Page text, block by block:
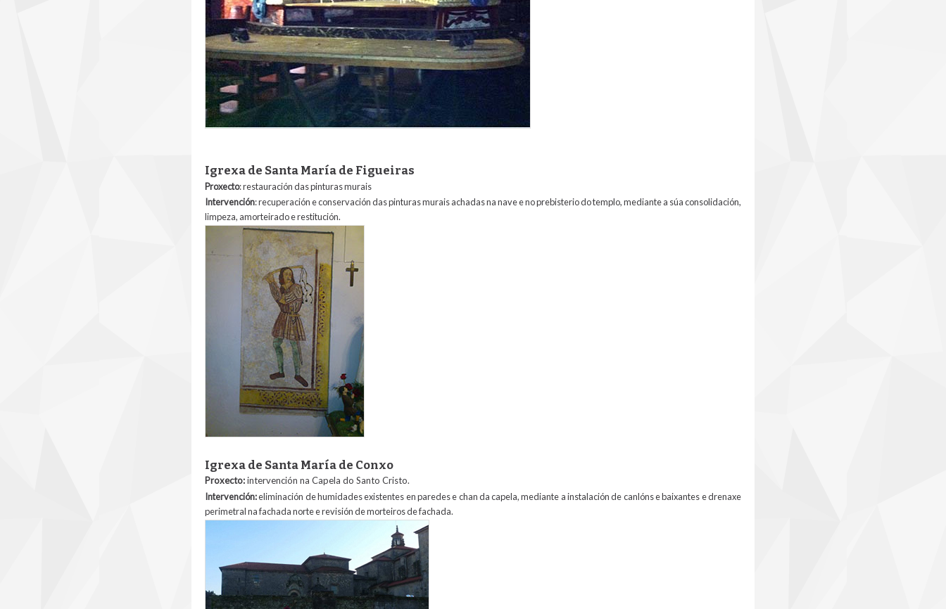
Igrexa de Santa María de Figueiras
Proxecto: restauración das pinturas murais
Intervención: recuperación e conservación das pinturas murais achadas na nave e no prebisterio do templo, mediante a súa consolidación,
limpeza, amorteirado e restitución.
figueiras.jpg
Igrexa de Santa María de Conxo
Proxecto:intervención na Capela do Santo Cristo.
Intervención:eliminación de humidades existentes en paredes e chan da capela, mediante a instalación de canlóns e baixantes e drenaxe
perimetral na fachada norte e revisión de morteiros de fachada.